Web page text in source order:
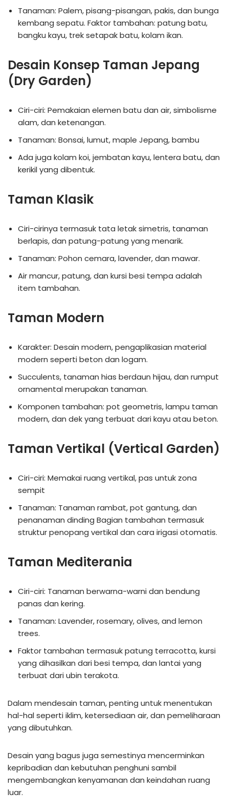
Tanaman: Palem, pisang-pisangan, pakis, dan bunga
kembang sepatu. Faktor tambahan: patung batu,
bangku kayu, trek setapak batu, kolam ikan.
Desain Konsep Taman Jepang
(Dry Garden)
Ciri-ciri: Pemakaian elemen batu dan air, simbolisme
alam, dan ketenangan.
Tanaman: Bonsai, lumut, maple Jepang, bambu
Ada juga kolam koi, jembatan kayu, lentera batu, dan
kerikil yang dibentuk.
Taman Klasik
Ciri-cirinya termasuk tata letak simetris, tanaman
berlapis, dan patung-patung yang menarik.
Tanaman: Pohon cemara, lavender, dan mawar.
Air mancur, patung, dan kursi besi tempa adalah
item tambahan.
Taman Modern
Karakter: Desain modern, pengaplikasian material
modern seperti beton dan logam.
Succulents, tanaman hias berdaun hijau, dan rumput
ornamental merupakan tanaman.
Komponen tambahan: pot geometris, lampu taman
modern, dan dek yang terbuat dari kayu atau beton.
Taman Vertikal (Vertical Garden)
Ciri-ciri: Memakai ruang vertikal, pas untuk zona
sempit
Tanaman: Tanaman rambat, pot gantung, dan
penanaman dinding Bagian tambahan termasuk
struktur penopang vertikal dan cara irigasi otomatis.
Taman Mediterania
Ciri-ciri: Tanaman berwarna-warni dan bendung
panas dan kering.
Tanaman: Lavender, rosemary, olives, and lemon
trees.
Faktor tambahan termasuk patung terracotta, kursi
yang dihasilkan dari besi tempa, dan lantai yang
terbuat dari ubin terakota.
Dalam mendesain taman, penting untuk menentukan
hal-hal seperti iklim, ketersediaan air, dan pemeliharaan
yang dibutuhkan.
Desain yang bagus juga semestinya mencerminkan
kepribadian dan kebutuhan penghuni sambil
mengembangkan kenyamanan dan keindahan ruang
luar.